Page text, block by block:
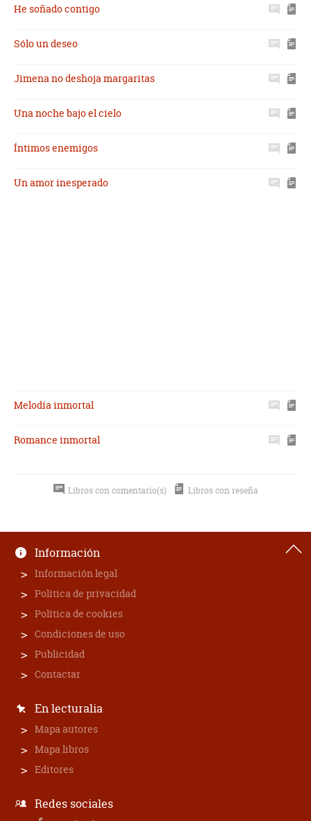
He soñado contigo
Sólo un deseo
Jimena no deshoja margaritas
Una noche bajo el cielo
Íntimos enemigos
Un amor inesperado
Melodía inmortal
Romance inmortal
Libros con comentario(s) Libros con reseña
Información
Información legal
Política de privacidad
Política de cookies
Condiciones de uso
Publicidad
Contactar
En lecturalia
Mapa autores
Mapa libros
Editores
Redes sociales